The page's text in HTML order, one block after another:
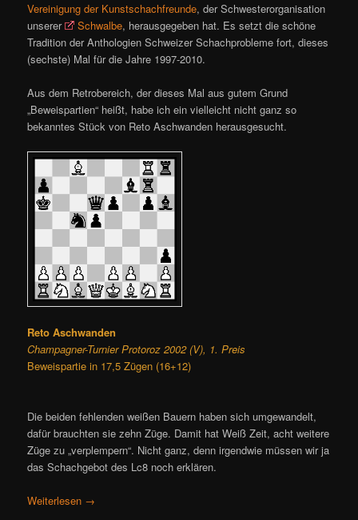
Vereinigung der Kunstschachfreunde, der Schwesterorganisation
unserer
Schwalbe, herausgegeben hat. Es setzt die schöne
Tradition der Anthologien Schweizer Schachprobleme fort, dieses
(sechste) Mal für die Jahre 1997-2010.
Aus dem Retrobereich, der dieses Mal aus gutem Grund
„Beweispartien“ heißt, habe ich ein vielleicht nicht ganz so
bekanntes Stück von Reto Aschwanden herausgesucht.
Reto Aschwanden
Champagner-Turnier Protoroz 2002 (V), 1. Preis
Beweispartie in 17,5 Zügen (16+12)
Die beiden fehlenden weißen Bauern haben sich umgewandelt,
dafür brauchten sie zehn Züge. Damit hat Weiß Zeit, acht weitere
Züge zu „verplempern“. Nicht ganz, denn irgendwie müssen wir ja
das Schachgebot des Lc8 noch erklären.
Weiterlesen →